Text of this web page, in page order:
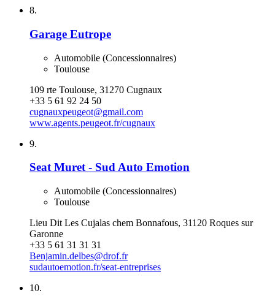
8.
Garage Eutrope
Automobile (Concessionnaires)
Toulouse
109 rte Toulouse, 31270 Cugnaux
+33 5 61 92 24 50
cugnauxpeugeot@gmail.com
www.agents.peugeot.fr/cugnaux
9.
Seat Muret - Sud Auto Emotion
Automobile (Concessionnaires)
Toulouse
Lieu Dit Les Cujalas chem Bonnafous, 31120 Roques sur
Garonne
+33 5 61 31 31 31
Benjamin.delbes@drof.fr
sudautoemotion.fr/seat-entreprises
10.